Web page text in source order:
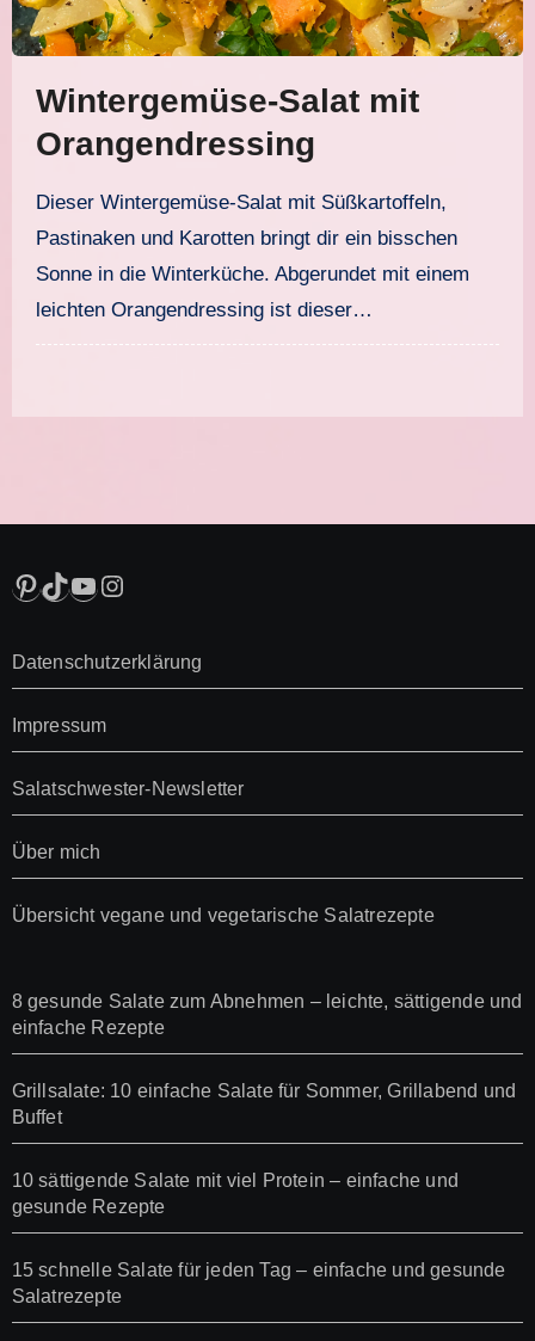
Wintergemüse-Salat mit
Orangendressing
Dieser Wintergemüse-Salat mit Süßkartoffeln,
Pastinaken und Karotten bringt dir ein bisschen
Sonne in die Winterküche. Abgerundet mit einem
leichten Orangendressing ist dieser…
Pinterest
TikTok
YouTube
Instagram
Datenschutzerklärung
Impressum
Salatschwester-Newsletter
Über mich
Übersicht vegane und vegetarische Salatrezepte
8 gesunde Salate zum Abnehmen – leichte, sättigende und
einfache Rezepte
Grillsalate: 10 einfache Salate für Sommer, Grillabend und
Buffet
10 sättigende Salate mit viel Protein – einfache und
gesunde Rezepte
15 schnelle Salate für jeden Tag – einfache und gesunde
Salatrezepte